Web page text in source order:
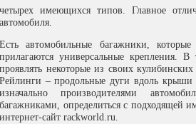
четырех имеющихся типов. Главное
автомобиля.
Есть автомобильные багажники,
прилагаются универсальные крепления.
проявлять некоторые из своих
Рейлинги – продольные дуги вдоль крыши
изначально производителями
багажниками, определиться с подходящей
интернет-сайт rackworld.ru.